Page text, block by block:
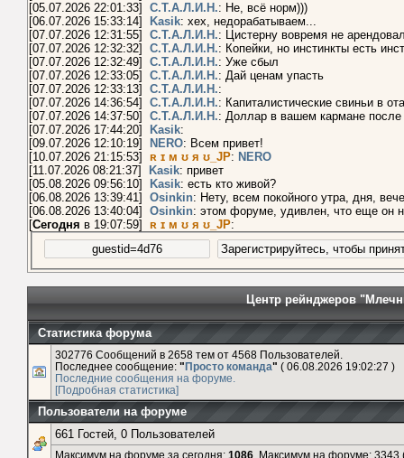
[08.06.2026 19:56:07]
Kasik :
[02.07.2026 17:10:45]
Kasik: а С.Т.А.Л.И.Н.алибабаевич небось
[05.07.2026 22:01:33]
С.Т.А.Л.И.Н.: Не, всё норм)))
[06.07.2026 15:33:14]
Kasik : хех, недорабатываем...
[07.07.2026 12:31:55]
С.Т.А.Л.И.Н.: Цистерну вовремя не
[07.07.2026 12:32:32]
С.Т.А.Л.И.Н.: Копейки, но инстинкты есть
[07.07.2026 12:32:49]
С.Т.А.Л.И.Н.
[07.07.2026 12:33:05]
С.Т.А.Л.И.Н.: Дай ценам упасть
[07.07.2026 12:33:13]
С.Т.А.Л.И.Н. :
[07.07.2026 14:36:54]
С.Т.А.Л.И.Н.: Капиталистические свиньи
[07.07.2026 14:37:50]
С.Т.А.Л.И.Н.: Доллар в вашем кармане
[07.07.2026 17:44:20]
Kasik:
[09.07.2026 12:10:19]
NERO: Всем привет!
[10.07.2026 21:15:53]
ʀ ɪ м ʊ я ʊ_JP:NERO
[11.07.2026 08:21:37]
Kasik: привет
[05.08.2026 09:56:10]
Kasik: есть кто живой?
[06.08.2026 13:39:41]
: Нету, всем покойного утра, дня,
[06.08.2026 13:40:04]
Osinkin: этом форуме, удивлен, что еще
Центр рейнджеров
Статистика форума
302776 Сообщений в 2658 тем от 4568 Пользователей.
Последнее сообщение:"Просто команда"( 06.08.2026 19:02:27 )
Последние сообщения на форуме.
[Подробная статистика]